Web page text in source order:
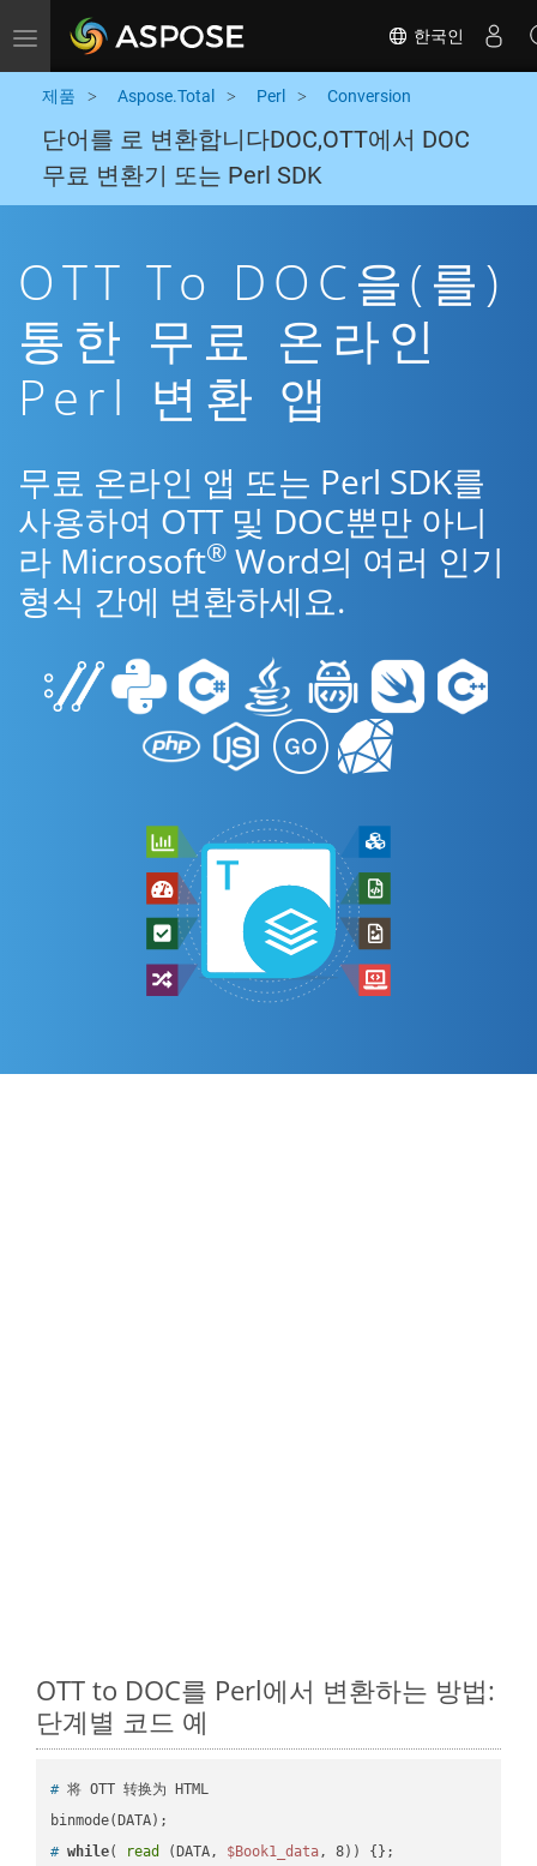
Toggle navigation 한국인
제품 Aspose.Total Perl Conversion
단어를 로 변환합니다DOC,OTT에서 DOC
무료 변환기 또는 Perl SDK
OTT To DOC을(를)
통한 무료 온라인
Perl 변환 앱
무료 온라인 앱 또는 Perl SDK를
사용하여 OTT 및 DOC뿐만 아니
라 Microsoft® Word의 여러 인기
형식 간에 변환하세요.
OTT to DOC를 Perl에서 변환하는 방법:
단계별 코드 예
# 将 OTT 转换为 HTML
# while( read (DATA, $Book1_data, 8)) {};